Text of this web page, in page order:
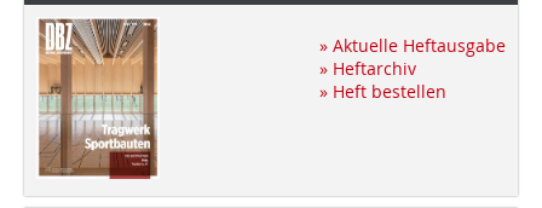
» Aktuelle Heftausgabe
» Heftarchiv
» Heft bestellen